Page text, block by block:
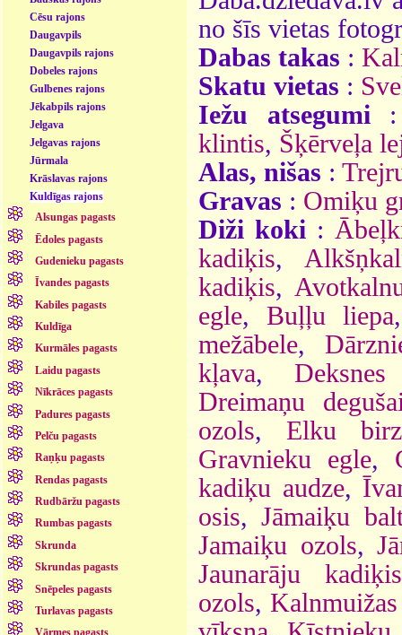
Cēsu rajons
Daugavpils
Daugavpils rajons
Dobeles rajons
Gulbenes rajons
Jēkabpils rajons
Jelgava
Jelgavas rajons
Jūrmala
Krāslavas rajons
Kuldīgas rajons
Alsungas pagasts
Ēdoles pagasts
Gudenieku pagasts
Īvandes pagasts
Kabiles pagasts
Kuldīga
Kurmāles pagasts
Laidu pagasts
Nīkrāces pagasts
Padures pagasts
Pelču pagasts
Raņķu pagasts
Rendas pagasts
Rudbāržu pagasts
Rumbas pagasts
Skrunda
Skrundas pagasts
Snēpeles pagasts
Turlavas pagasts
no šīs vietas
Dabas takas :
Skatu vietas :
Iežu atsegumi
klintis, Šķērveļa
Alas, nišas :
Gravas : Omiķu
Diži koki :
kadiķis,
kadiķis,
egle, Buļļu liepa
mežābele,
kļava,
Dreimaņu
ozols, Elku
Gravnieku egle,
kadiķu audze,
osis,Jāmaiķu
Jamaiķu ozols,
Jaunarāju kadiķis
ozols,